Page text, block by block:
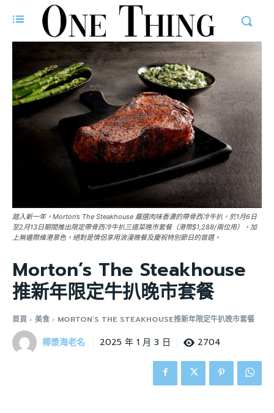
踏入新一年，Morton’s The Steakhouse 嚴選肉味香濃的帶骨西冷牛扒，於1月6日
至2月13日期間推出限定帶骨西冷牛扒三道菜晚市套餐（港幣$1,288/兩位用），加
上無邊際維港景色，絕對是情侶享用浪漫晚餐及慶祝特別節日的首選。
Morton’s The Steakhouse
推新年限定牛扒晚市套餐
首頁 美食 MORTON’S THE STEAKHOUSE推新年限定牛扒晚市套餐
椰漿海老名 2025 年 1 月 3 日 2704